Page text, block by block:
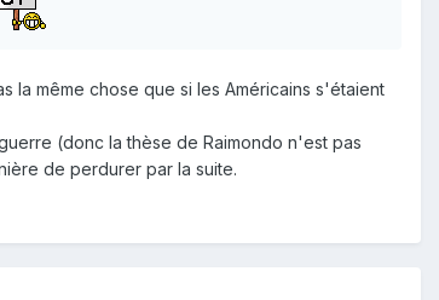
même chose que si les Américains s'étaient
(donc la thèse de Raimondo n'est pas
de perdurer par la suite.